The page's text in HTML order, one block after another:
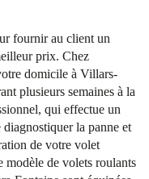
fournir au client un
prix. Chez
domicile à Villars-
plusieurs semaines à la
qui effectue un
la panne et
de votre volet
modèle de volets roulants